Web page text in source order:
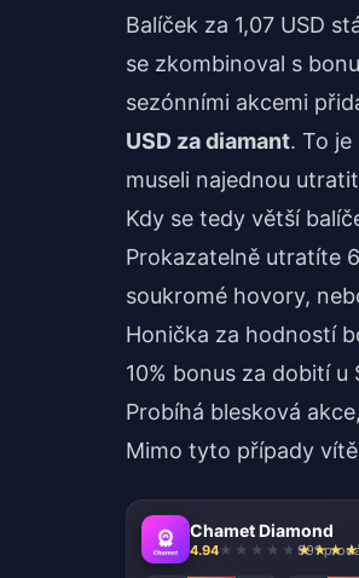
Balíček za 1,07 USD
se zkombinoval s
sezónními akcemi
USD za diamant. To
museli najednou
Kdy se tedy větší
Prokazatelně utratíte
soukromé hovory,
Honička za hodností
10% bonus za dobití u
Probíhá blesková
Mimo tyto případy
Chamet Diamond
4.94 991